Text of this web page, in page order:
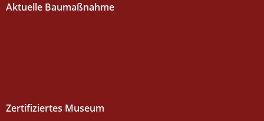
Aktuelle Baumaßnahme
Zertifiziertes Museum